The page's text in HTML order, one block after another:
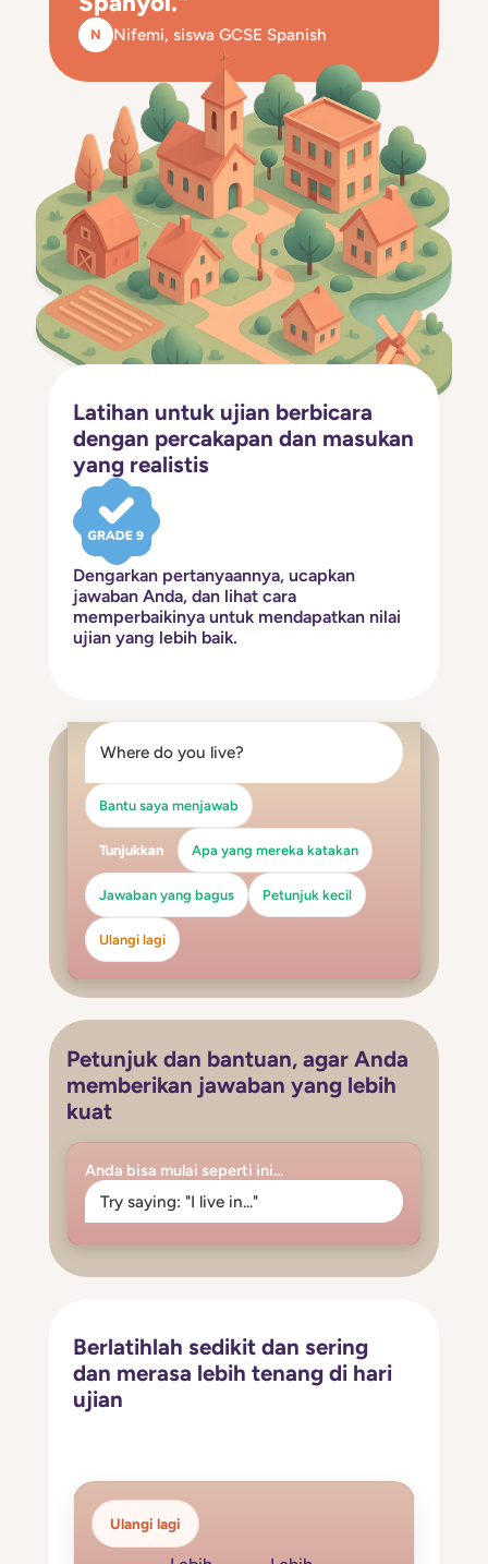
N Nifemi, siswa GCSE Spanish
Latihan untuk ujian berbicara
dengan percakapan dan masukan
yang realistis
Dengarkan pertanyaannya, ucapkan
jawaban Anda, dan lihat cara
memperbaikinya untuk mendapatkan nilai
ujian yang lebih baik.
Where do you live?
Bantu saya menjawab
Tunjukkan Apa yang mereka katakan
Jawaban yang bagus Petunjuk kecil
Ulangi lagi
Petunjuk dan bantuan, agar Anda
memberikan jawaban yang lebih
kuat
Anda bisa mulai seperti ini...
Try saying: "I live in..."
Berlatihlah sedikit dan sering
dan merasa lebih tenang di hari
ujian
Ulangi lagi